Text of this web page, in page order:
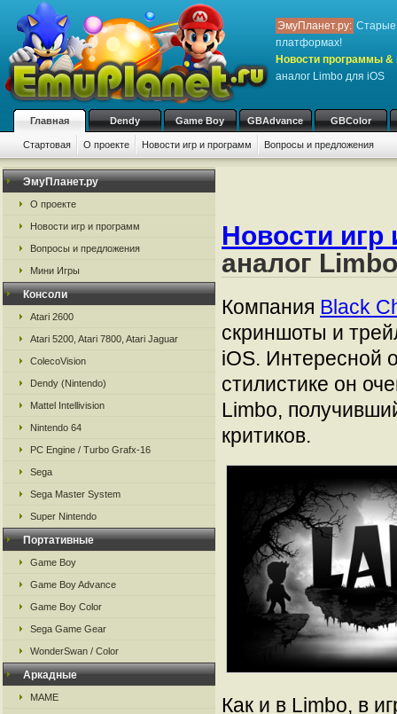
ЭмуПланет.ру: Старые
платформах!
Новости программы &
аналог Limbo для iOS
Главная Dendy Game Boy GBAdvance GBColor
Стартовая О проекте Новости игр и программ Вопросы и предложения
ЭмуПланет.ру
О проекте
Новости игр и программ
Вопросы и предложения
Мини Игры
Консоли
Atari 2600
Atari 5200, Atari 7800, Atari Jaguar
ColecoVision
Dendy (Nintendo)
Mattel Intellivision
Nintendo 64
PC Engine / Turbo Grafx-16
Sega
Sega Master System
Super Nintendo
Портативные
Game Boy
Game Boy Advance
Game Boy Color
Sega Game Gear
WonderSwan / Color
Аркадные
MAME
Новости игр
аналог
Компания Black
скриншоты и
iOS. Интересной
стилистике он
Limbo,
критиков.
Как и в Limbo, в